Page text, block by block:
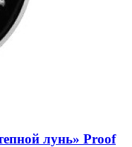
лунь» Proof